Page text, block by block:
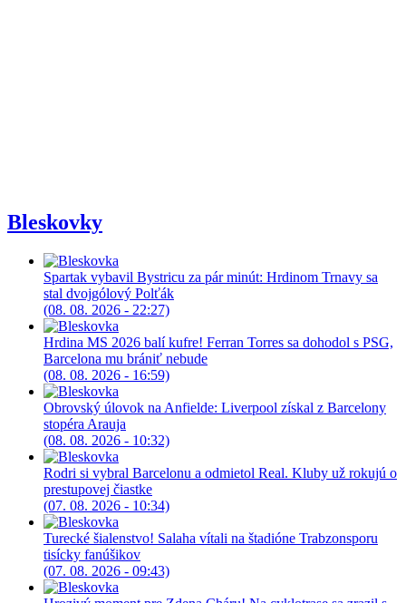
Bleskovky
Spartak vybavil Bystricu za pár minút: Hrdinom Trnavy sa
stal dvojgólový Polťák
(08. 08. 2026 - 22:27)
Hrdina MS 2026 balí kufre! Ferran Torres sa dohodol s PSG,
Barcelona mu brániť nebude
(08. 08. 2026 - 16:59)
Obrovský úlovok na Anfielde: Liverpool získal z Barcelony
stopéra Arauja
(08. 08. 2026 - 10:32)
Rodri si vybral Barcelonu a odmietol Real. Kluby už rokujú o
prestupovej čiastke
(07. 08. 2026 - 10:34)
Turecké šialenstvo! Salaha vítali na štadióne Trabzonsporu
tisícky fanúšikov
(07. 08. 2026 - 09:43)